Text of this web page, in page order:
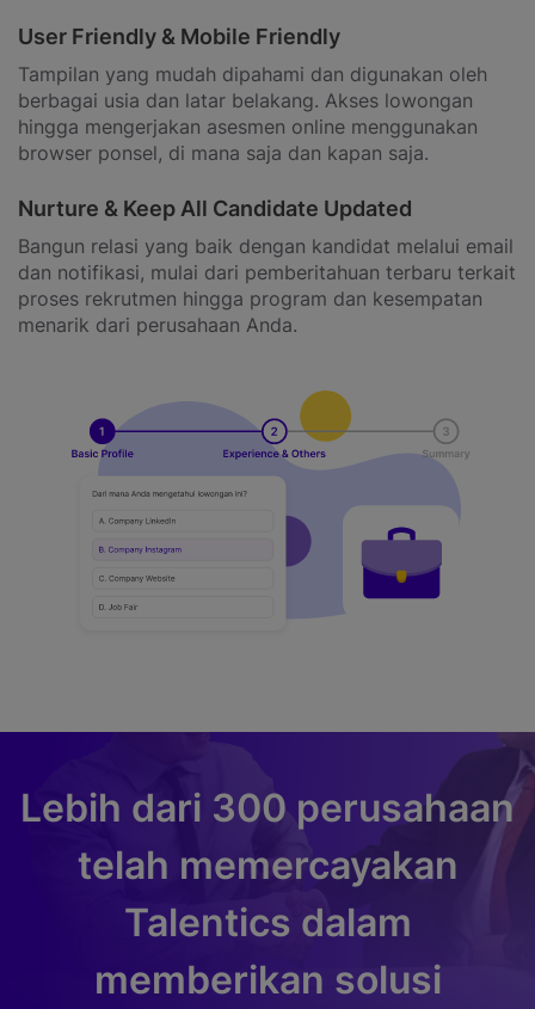
User Friendly & Mobile Friendly
Tampilan yang mudah dipahami dan digunakan oleh
berbagai usia dan latar belakang. Akses lowongan
hingga mengerjakan asesmen online menggunakan
browser ponsel, di mana saja dan kapan saja.
Nurture & Keep All Candidate Updated
Bangun relasi yang baik dengan kandidat melalui email
dan notifikasi, mulai dari pemberitahuan terbaru terkait
proses rekrutmen hingga program dan kesempatan
menarik dari perusahaan Anda.
Lebih dari 300 perusahaan
telah memercayakan
Talentics dalam
memberikan solusi